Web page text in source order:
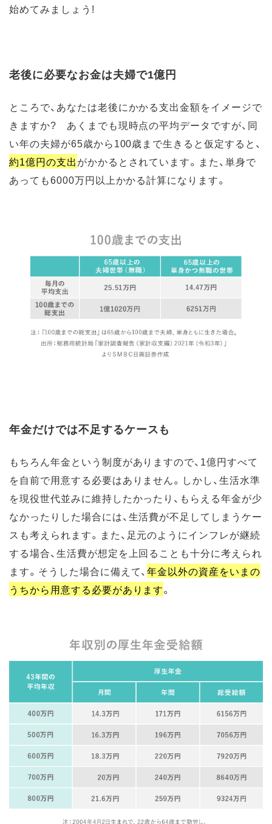
始めてみましょう!
老後に必要なお金は夫婦で1億円
ところで、あなたは老後にかかる支出金額をイメージで
きますか? あくまでも現時点の平均データですが、同
い年の夫婦が65歳から100歳まで生きると仮定すると、
約1億円の支出がかかるとされています。また、単身で
あっても6000万円以上かかる計算になります。
年金だけでは不足するケースも
もちろん年金という制度がありますので、1億円すべて
を自前で用意する必要はありません。しかし、生活水準
を現役世代並みに維持したかったり、もらえる年金が少
なかったりした場合には、生活費が不足してしまうケー
スも考えられます。また、足元のようにインフレが継続
する場合、生活費が想定を上回ることも十分に考えられ
ます。そうした場合に備えて、年金以外の資産をいまの
うちから用意する必要があります。